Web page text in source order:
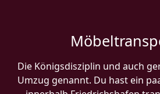
Die Königsdisziplin und auch
Umzug genannt. Du hast ein